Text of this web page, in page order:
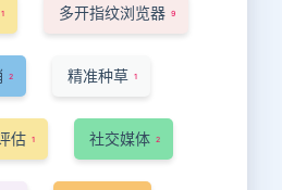
1 多开指纹浏览器 9
2 精准种草 1
估 1 社交媒体 2